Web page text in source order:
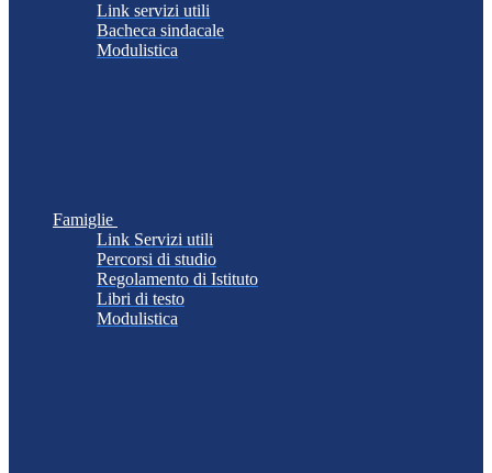
Link servizi utili
Bacheca sindacale
Modulistica
Famiglie
Link Servizi utili
Percorsi di studio
Regolamento di Istituto
Libri di testo
Modulistica